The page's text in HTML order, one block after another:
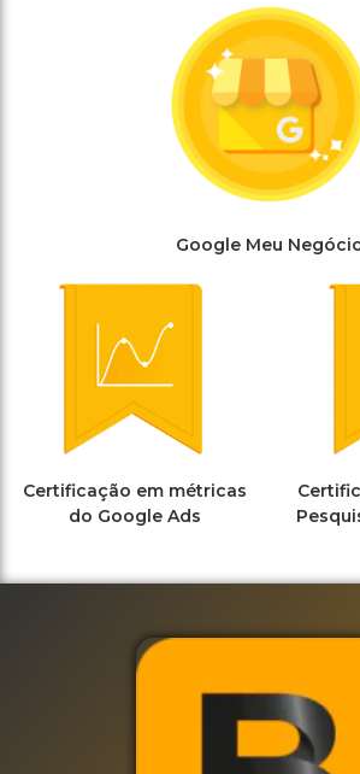
Google Meu
Certificação em métricas
do Google Ads